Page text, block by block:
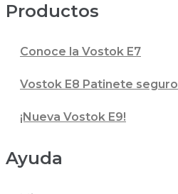
Productos
Conoce la Vostok E7
Vostok E8 Patinete seguro
¡Nueva Vostok E9!
Ayuda